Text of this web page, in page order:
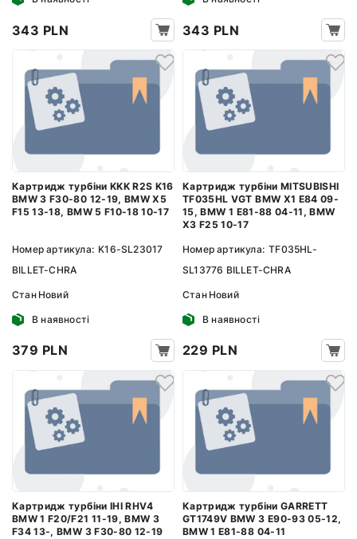
343 PLN 343 PLN
Картридж турбіни KKK R2S K16
BMW 3 F30-80 12-19, BMW X5
F15 13-18, BMW 5 F10-18 10-17
Номер артикула: K16-SL23017
BILLET-CHRA
Стан Новий
В наявності
379 PLN
Картридж турбіни MITSUBISHI
TF035HL VGT BMW X1 E84 09-
15, BMW 1 E81-88 04-11, BMW
X3 F25 10-17
Номер артикула: TF035HL-
SL13776 BILLET-CHRA
Стан Новий
В наявності
229 PLN
Картридж турбіни IHI RHV4
BMW 1 F20/F21 11-19, BMW 3
F34 13-, BMW 3 F30-80 12-19
Картридж турбіни GARRETT
GT1749V BMW 3 E90-93 05-12,
BMW 1 E81-88 04-11